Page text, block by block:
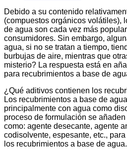
Debido a su contenido
(compuestos orgánicos volátiles),
de agua son cada vez más
consumidores. Sin embargo,
agua, si no se tratan a tiempo,
burbujas de aire, mientras que
misterio? La respuesta está en
para recubrimientos a base de
¿Qué aditivos contienen los
Los recubrimientos a base de
principalmente con agua como
proceso de formulación se
como: agente desecante, agente
codisolvente, espesante, etc.,
los recubrimientos a base de agua.